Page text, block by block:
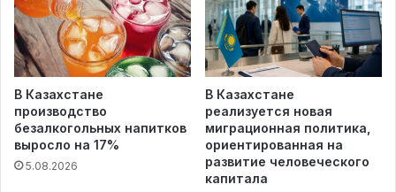
В Казахстане
производство
безалкогольных напитков
выросло на 17%
5.08.2026
В Казахстане
реализуется новая
миграционная политика,
ориентированная на
развитие человеческого
капитала